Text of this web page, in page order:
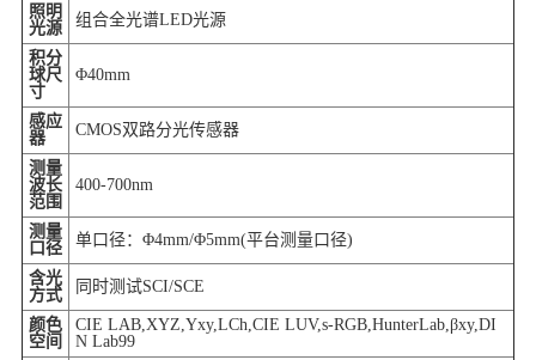
照明
光源
组合全光谱LED光源
积分
球尺
寸
Φ40mm
感应
器
CMOS双路分光传感器
测量
波长
范围
400-700nm
测量
口径
单口径：Φ4mm/Φ5mm(平台测量口径)
含光
方式
同时测试SCI/SCE
颜色
空间
CIE LAB,XYZ,Yxy,LCh,CIE LUV,s-RGB,HunterLab,βxy,DI
N Lab99